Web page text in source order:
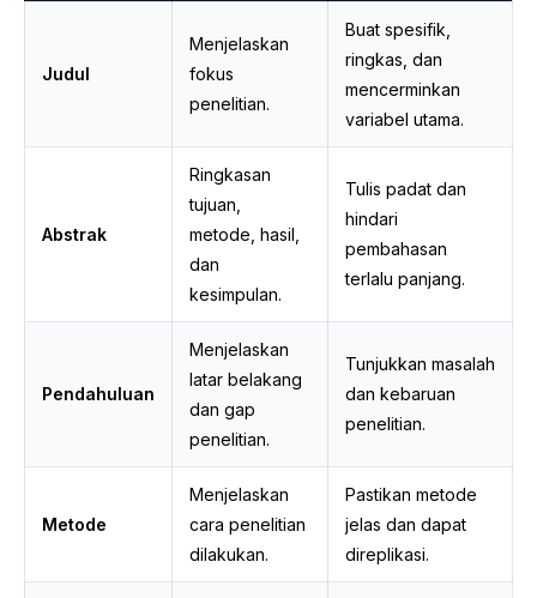
Judul
Menjelaskan
fokus
penelitian.
Buat spesifik,
ringkas, dan
mencerminkan
variabel utama.
Abstrak
Ringkasan
tujuan,
metode, hasil,
dan
kesimpulan.
Tulis padat dan
hindari
pembahasan
terlalu panjang.
Pendahuluan
Menjelaskan
latar belakang
dan gap
penelitian.
Tunjukkan masalah
dan kebaruan
penelitian.
Metode
Menjelaskan
cara penelitian
dilakukan.
Pastikan metode
jelas dan dapat
direplikasi.